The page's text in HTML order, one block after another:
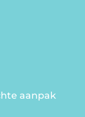
aanpak